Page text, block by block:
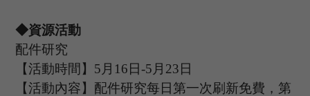
◆資源活動
配件研究
【活動時間】 5 月 16日-5 月 23日
【活動內容】配件研究每日第一次刷新免費，第